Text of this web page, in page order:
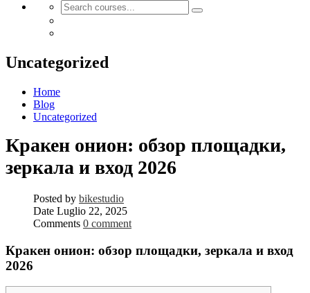
Uncategorized
Home
Blog
Uncategorized
Кракен онион: обзор площадки,
зеркала и вход 2026
Posted by bikestudio
Date Luglio 22, 2025
Comments 0 comment
Кракен онион: обзор площадки, зеркала и вход
2026